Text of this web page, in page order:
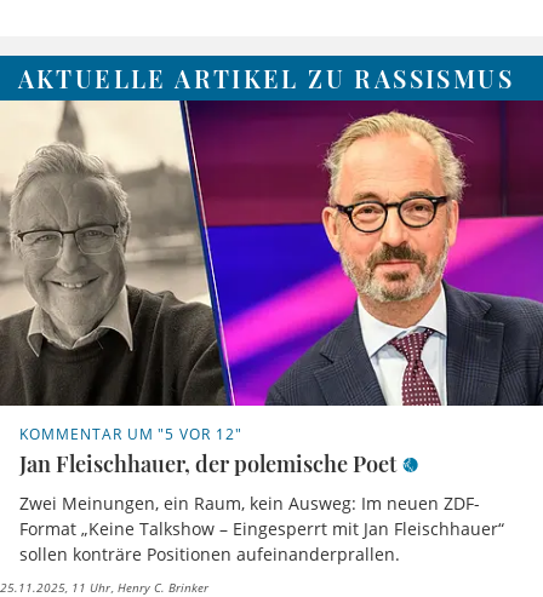
AKTUELLE ARTIKEL ZU RASSISMUS
KOMMENTAR UM "5 VOR 12"
Jan Fleischhauer, der polemische Poet
Zwei Meinungen, ein Raum, kein Ausweg: Im neuen ZDF-
Format „Keine Talkshow – Eingesperrt mit Jan Fleischhauer“
sollen konträre Positionen aufeinanderprallen.
25.11.2025, 11 Uhr Henry C. Brinker